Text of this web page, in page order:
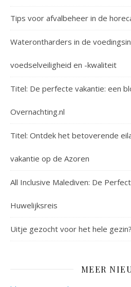
Tips voor afvalbeheer in de
Waterontharders in de
voedselveiligheid en -kwaliteit
Titel: De perfecte vakantie: een
Overnachting.nl
Titel: Ontdek het betoverende
vakantie op de Azoren
All Inclusive Malediven: De
Huwelijksreis
Uitje gezocht voor het hele
MEER